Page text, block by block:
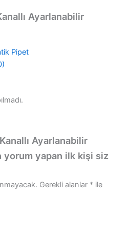
Ayarlanabilir
Pipet
Ayarlanabilir
yorum yapan ilk kişi siz
Gerekli alanlar * ile